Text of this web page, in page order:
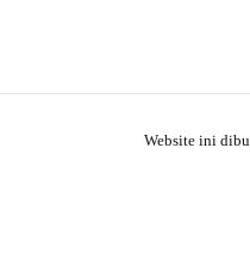
Website ini